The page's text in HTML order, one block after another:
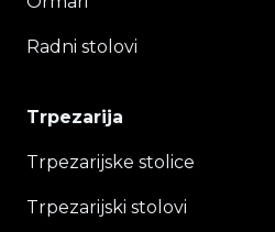
Radni stolovi
Trpezarija
Trpezarijske stolice
Trpezarijski stolovi